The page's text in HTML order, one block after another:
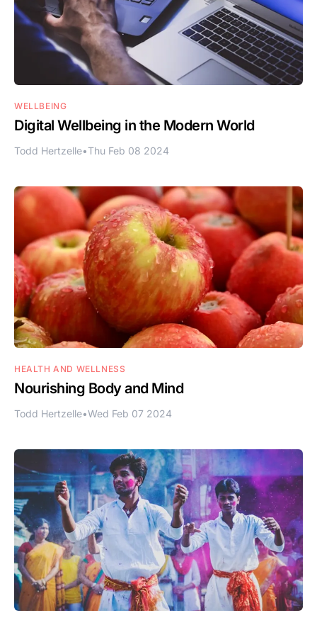
WELLBEING
Digital Wellbeing in the Modern World
Todd Hertzelle•Thu Feb 08 2024
HEALTH AND WELLNESS
Nourishing Body and Mind
Todd Hertzelle•Wed Feb 07 2024